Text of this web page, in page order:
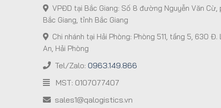
VPĐD tại Bắc Giang: Số 8 đường Nguyễn Văn Cừ,
Bắc Giang, tỉnh Bắc Giang
Chi nhánh tại Hải Phòng: Phòng 511, tầng 5, 630
An, Hải Phòng
Tel/Zalo: 0963.149.866
MST: 0107077407
sales1@qalogistics.vn